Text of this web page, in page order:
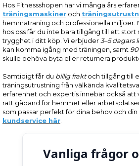
Hos Fitnessshopen har vi många års
träningsmaskiner och
hemmaträning och professionella
hos oss får du inte bara tillgång till ett stort
trygghet i ditt köp. Vi erbjuder3–5 dagars
kan komma igång med träningen, samt
skulle behöva byta eller returnera
Samtidigt får du billig fraktoch tillgång till
träningsutrustning från välkända
erfarenhet och expertis innebär också att
rätt gåband för hemmet eller
som passar perfekt för dina behov och din
kundservice här
Vanliga frågor